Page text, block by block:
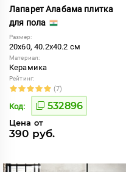
Лапарет Алабама плитка
для пола
Размер:
20x60, 40.2x40.2 см
Материал:
Керамика
Рейтинг:
(7)
Код: 532896
Цена от
390 руб.